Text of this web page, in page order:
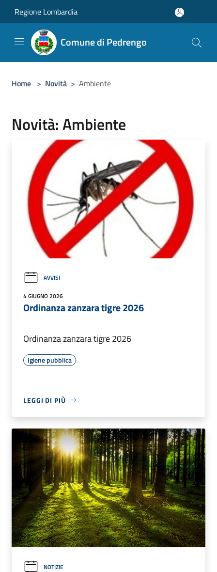
Regione Lombardia
Comune di Pedrengo
Home > Novità > Ambiente
Novità: Ambiente
AVVISI
4 GIUGNO 2026
Ordinanza zanzara tigre 2026
Ordinanza zanzara tigre 2026
Igiene pubblica
LEGGI DI PIÙ
NOTIZIE